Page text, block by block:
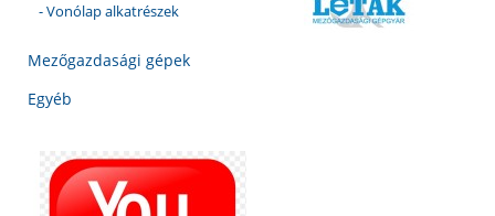
- Vonólap alkatrészek
Mezőgazdasági gépek
Egyéb